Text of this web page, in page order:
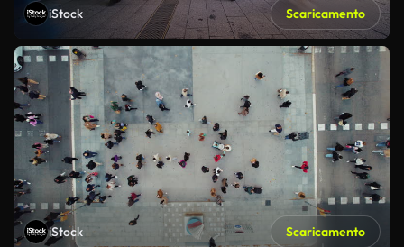
iStock Scaricamento
iStock Scaricamento